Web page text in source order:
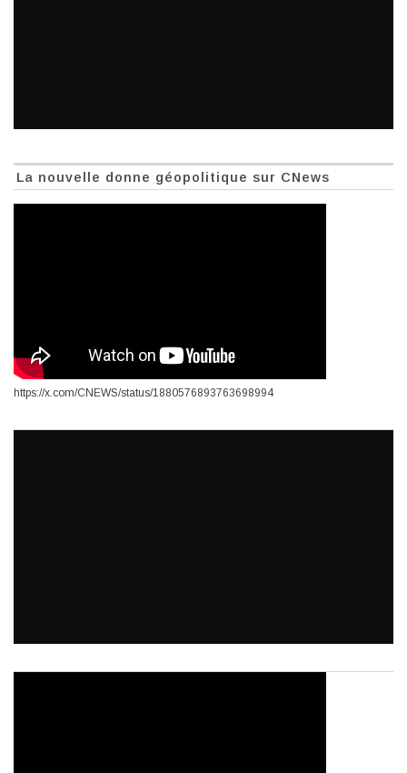
La nouvelle donne géopolitique sur CNews
https://x.com/CNEWS/status/1880576893763698994